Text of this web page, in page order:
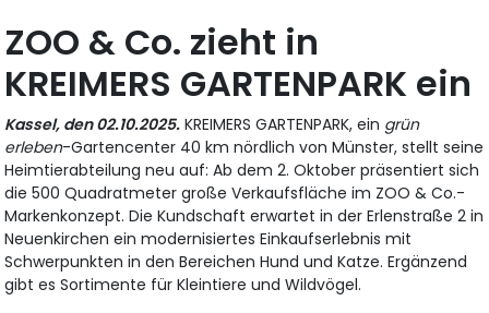
ZOO & Co. zieht in
KREIMERS GARTENPARK ein
Kassel, den 02.10.2025. KREIMERS GARTENPARK, ein grün
erleben-Gartencenter 40 km nördlich von Münster, stellt seine
Heimtierabteilung neu auf: Ab dem 2. Oktober präsentiert sich
die 500 Quadratmeter große Verkaufsfläche im ZOO & Co.-
Markenkonzept. Die Kundschaft erwartet in der Erlenstraße 2 in
Neuenkirchen ein modernisiertes Einkaufserlebnis mit
Schwerpunkten in den Bereichen Hund und Katze. Ergänzend
gibt es Sortimente für Kleintiere und Wildvögel.